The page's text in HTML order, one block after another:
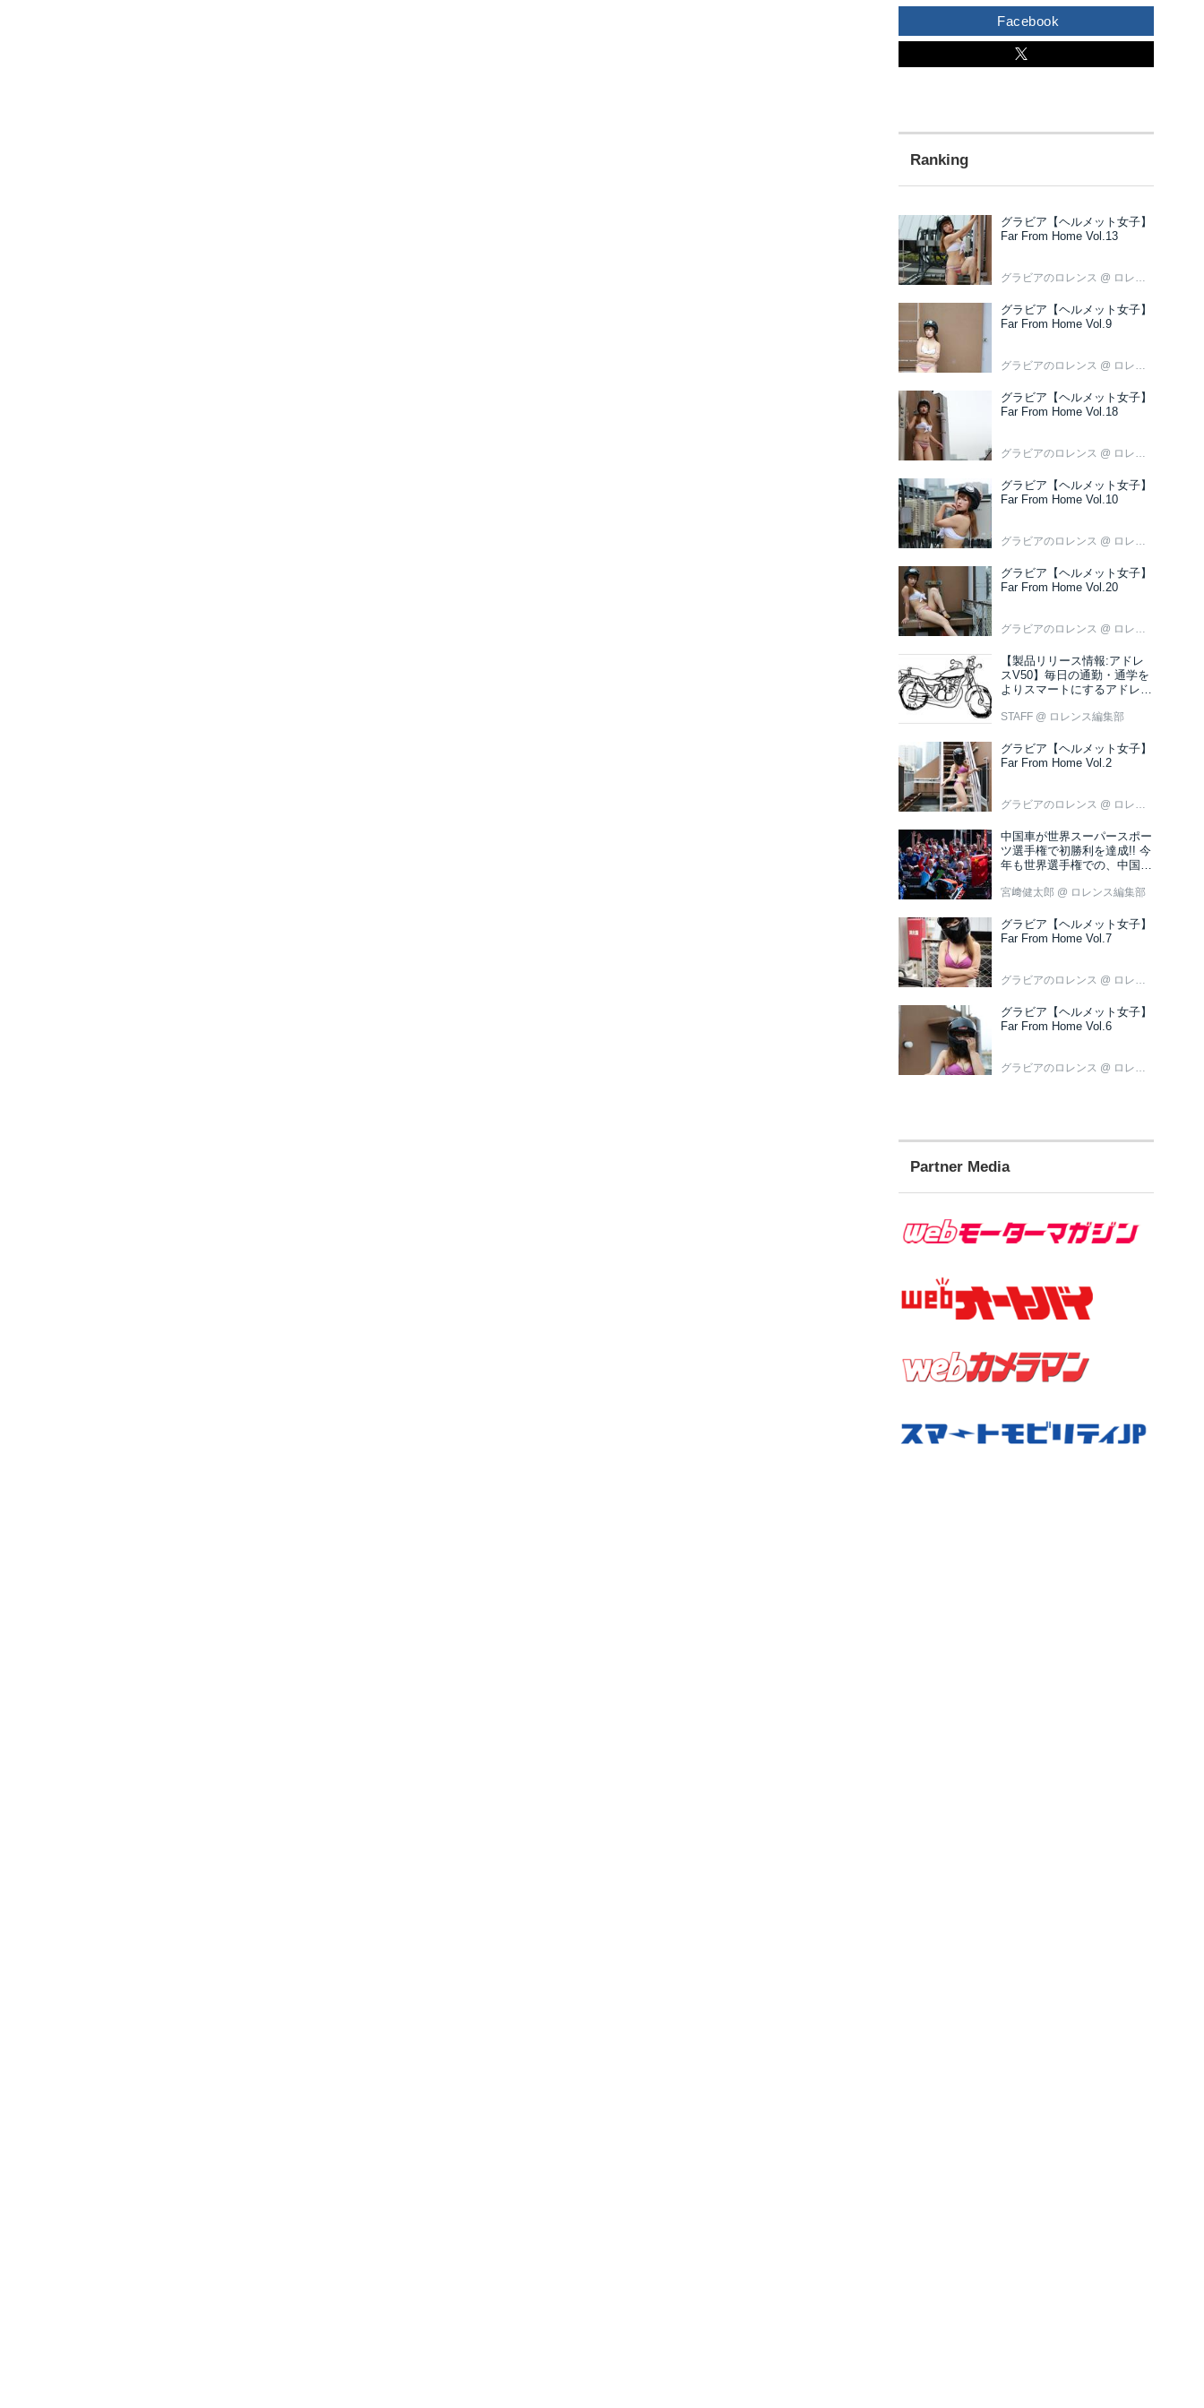
Facebook
グラビア【ヘルメット女子】
Far From Home Vol.13
グラビアのロレンス @ ロレンス編集部
グラビア【ヘルメット女子】
Far From Home Vol.9
グラビアのロレンス @ ロレンス編集部
グラビア【ヘルメット女子】
Far From Home Vol.18
グラビアのロレンス @ ロレンス編集部
グラビア【ヘルメット女子】
Far From Home Vol.10
グラビアのロレンス @ ロレンス編集部
グラビア【ヘルメット女子】
Far From Home Vol.20
グラビアのロレンス @ ロレンス編集部
【製品リリース情報:アドレ
スV50】毎日の通勤・通学を
よりスマートにするアドレス
STAFF @ ロレンス編集部
グラビア【ヘルメット女子】
Far From Home Vol.2
グラビアのロレンス @ ロレンス編集部
中国車が世界スーパースポー
ツ選手権で初勝利を達成!! 今
年も世界選手権での、中国車
宮﨑健太郎 @ ロレンス編集部
グラビア【ヘルメット女子】
Far From Home Vol.7
グラビアのロレンス @ ロレンス編集部
グラビア【ヘルメット女子】
Far From Home Vol.6
グラビアのロレンス @ ロレンス編集部
Partner Media